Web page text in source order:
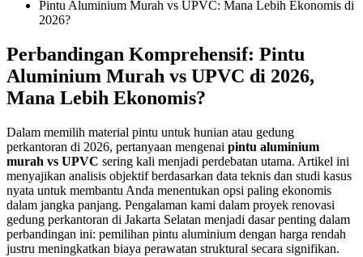
Pintu Aluminium Murah vs UPVC: Mana Lebih Ekonomis di
2026?
Perbandingan Komprehensif: Pintu
Aluminium Murah vs UPVC di 2026,
Mana Lebih Ekonomis?
Dalam memilih material pintu untuk hunian atau gedung
perkantoran di 2026, pertanyaan mengenai pintu aluminium
murah vs UPVC sering kali menjadi perdebatan utama. Artikel ini
menyajikan analisis objektif berdasarkan data teknis dan studi kasus
nyata untuk membantu Anda menentukan opsi paling ekonomis
dalam jangka panjang. Pengalaman kami dalam proyek renovasi
gedung perkantoran di Jakarta Selatan menjadi dasar penting dalam
perbandingan ini: pemilihan pintu aluminium dengan harga rendah
justru meningkatkan biaya perawatan struktural secara signifikan.